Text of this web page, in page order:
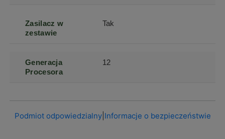
Zasilacz w
zestawie
Tak
Generacja
Procesora
12
Podmiot odpowiedzialny| Informacje o bezpieczeństwie